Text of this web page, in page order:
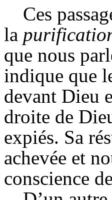
Ces
la
que nous
indique que
devant Dieu
droite de
expiés. Sa
achevée et
conscience